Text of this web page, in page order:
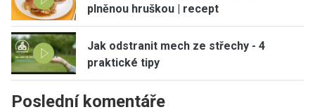
plněnou hruškou | recept
Jak odstranit mech ze střechy - 4
praktické tipy
Poslední komentáře